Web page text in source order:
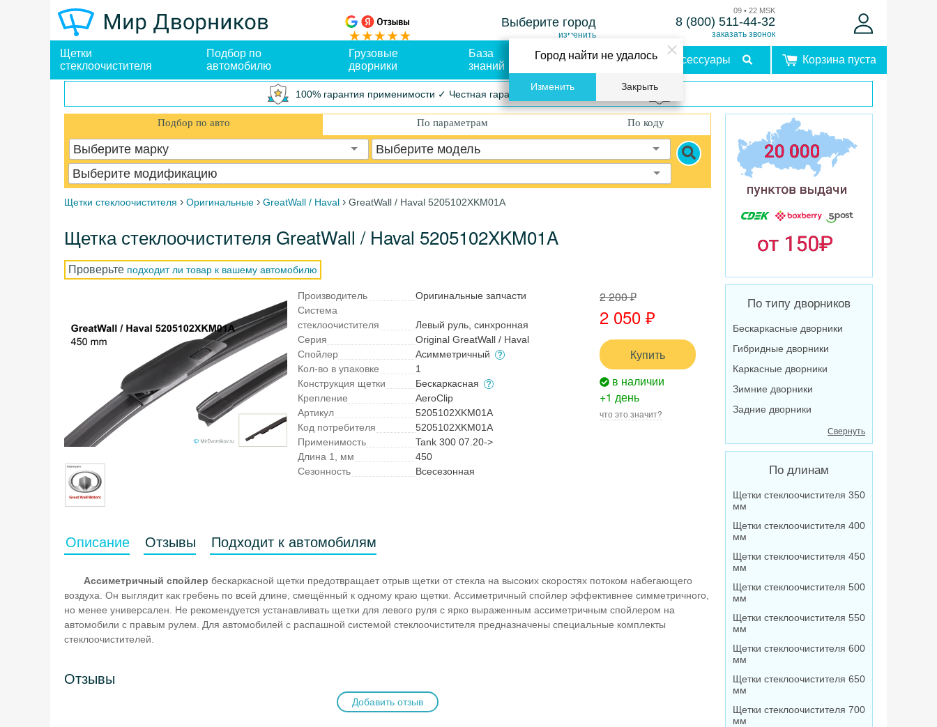
Выберите город
изменить
09 • 22 MSK
8 (800) 511-44-32
заказать звонок
Щетки
стеклоочистителя
Подбор по
автомобилю
Грузовые
дворники
База
знаний
Оплата и
Аксессуары Корзина пуста
100% гарантия применимости ✓ Честная гарантия ✓ Упрощенный возврат
Подбор по авто По параметрам По коду
Выберите марку
Выберите модель
Выберите модификацию
Щетки стеклоочистителя › Оригинальные › GreatWall / Haval › GreatWall / Haval 5205102XKM01A
Щетка стеклоочистителя GreatWall / Haval 5205102XKM01A
Проверьте подходит ли товар к вашему автомобилю
Производитель
Оригинальные запчасти
Система
стеклоочистителя
Левый руль, синхронная
Серия
Original GreatWall / Haval
Спойлер
Асимметричный
Кол-во в упаковке
1
Конструкция щетки
Бескаркасная
Крепление
AeroClip
Артикул
5205102XKM01A
Код потребителя
5205102XKM01A
Применимость
Tank 300 07.20->
Длина 1, мм
450
Сезонность
Всесезонная
2 200 ₽
2 050 ₽
Купить
в наличии
+1 день
что это значит?
Описание Отзывы Подходит к автомобилям
Ассиметричный спойлер бескаркасной щетки предотвращает отрыв щетки от стекла на высоких скоростях потоком набегающего
воздуха. Он выглядит как гребень по всей длине, смещённый к одному краю щетки. Ассиметричный спойлер эффективнее симметричного,
но менее универсален. Не рекомендуется устанавливать щетки для левого руля с ярко выраженным ассиметричным спойлером на
автомобили с правым рулем. Для автомобилей с распашной системой стеклоочистителя предназначены специальные комплекты
стеклоочистителей.
Отзывы
Добавить отзыв
По типу дворников
Бескаркасные дворники
Гибридные дворники
Каркасные дворники
Зимние дворники
Задние дворники
Свернуть
По длинам
Щетки стеклоочистителя 350
мм
Щетки стеклоочистителя 400
мм
Щетки стеклоочистителя 450
мм
Щетки стеклоочистителя 500
мм
Щетки стеклоочистителя 550
мм
Щетки стеклоочистителя 600
мм
Щетки стеклоочистителя 650
мм
Щетки стеклоочистителя 700
мм
Город найти не удалось
Изменить Закрыть